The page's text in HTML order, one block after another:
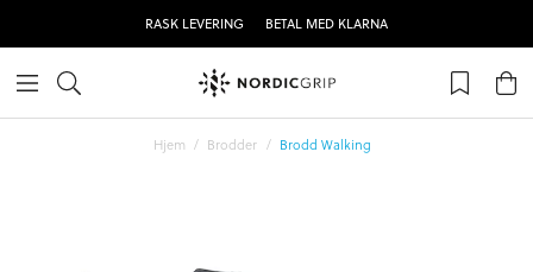
RASK LEVERING BETAL MED KLARNA
Hjem Brodder Brodd Walking